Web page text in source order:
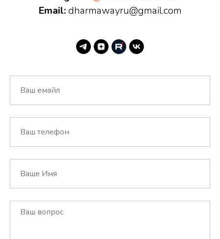
Email:dharmawayru@gmail.com